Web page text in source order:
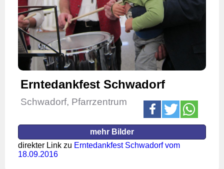
Erntedankfest Schwadorf
Schwadorf, Pfarrzentrum
mehr Bilder
direkter Link zu Erntedankfest Schwadorf vom
18.09.2016